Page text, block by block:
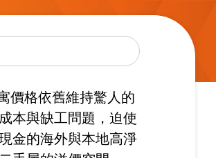
價格依舊維持驚人的
本與缺工問題，迫使
金的海外與本地高淨